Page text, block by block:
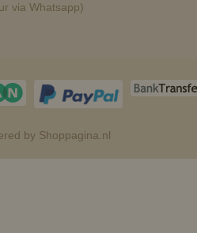
via Whatsapp)
by Shoppagina.nl